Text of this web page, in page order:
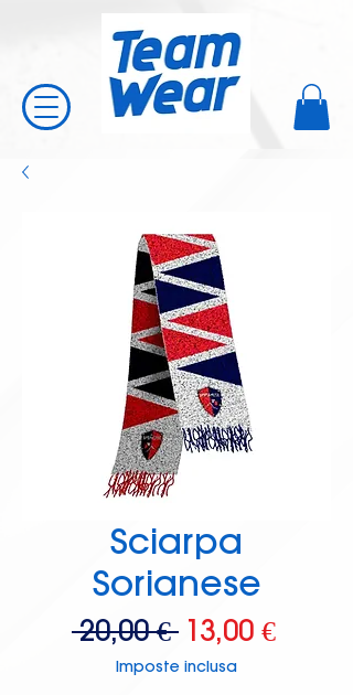
Sciarpa
Sorianese
20,00 € Prezzo
regolare
13,00 €Prezzo
Imposte inclusa